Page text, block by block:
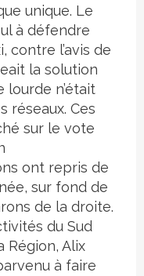
unique. Le
à défendre
contre l’avis de
la solution
lourde n’était
réseaux. Ces
sur le vote
ont repris de
sur fond de
de la droite.
du Sud
Région, Alix
à faire